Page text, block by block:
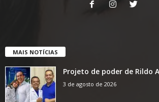
MAIS NOTÍCIAS
Projeto de poder de Rildo
3 de agosto de 2026